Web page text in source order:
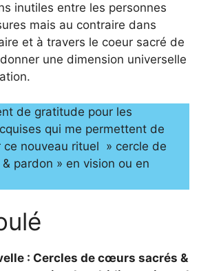
inutiles entre les personnes
mais au contraire dans
et à travers le coeur sacré de
une dimension universelle
de gratitude pour les
qui me permettent de
ce nouveau rituel » cercle de
pardon » en vision ou en
: Cercles de cœurs sacrés &